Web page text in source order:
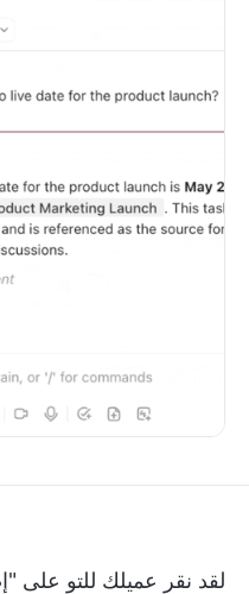
لقد نقر عميلك للتو على